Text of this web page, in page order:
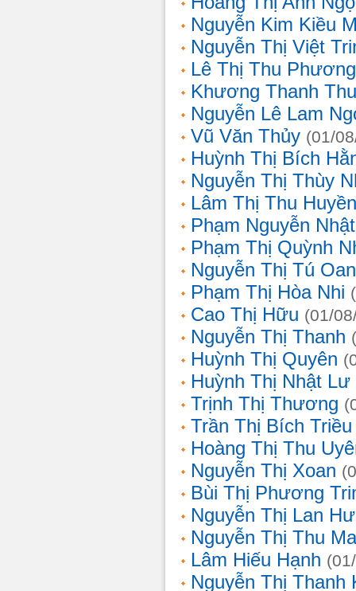
Nguyễn Kim Kiều
Nguyễn Thị Việt
Lê Thị Thu Phương
Khương Thanh
Nguyễn Lê Lam
Vũ Văn Thủy (01/
Huỳnh Thị Bích
Nguyễn Thị Thùy
Lâm Thị Thu Huyền
Phạm Nguyễn
Phạm Thị Quỳnh
Nguyễn Thị Tú
Phạm Thị Hòa Nhi
Cao Thị Hữu (01/
Nguyễn Thị Thanh
Huỳnh Thị Quyên
Huỳnh Thị Nhật Lư
Trịnh Thị Thương
Trần Thị Bích Triều
Hoàng Thị Thu
Nguyễn Thị Xoan
Bùi Thị Phương
Nguyễn Thị Lan
Nguyễn Thị Thu
Lâm Hiếu Hạnh
Nguyễn Thị Thanh